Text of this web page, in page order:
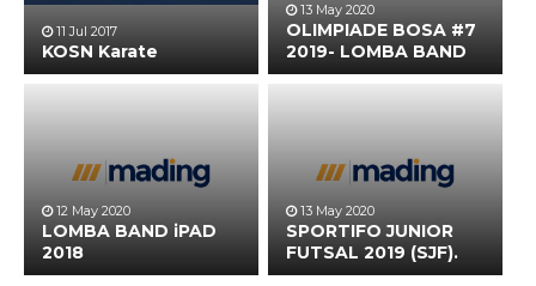
11 Jul 2017
KOSN Karate
13 May 2020
OLIMPIADE BOSA #7
2019- LOMBA BAND
12 May 2020
LOMBA BAND iPAD
2018
13 May 2020
SPORTIFO JUNIOR
FUTSAL 2019 (SJF).